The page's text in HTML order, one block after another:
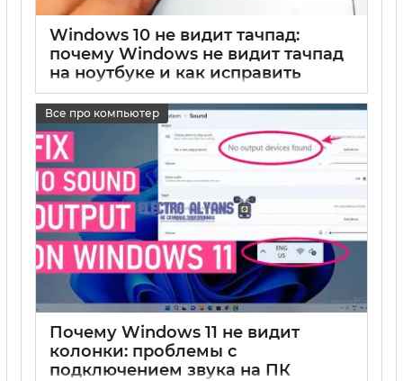
Windows 10 не видит тачпад:
почему Windows не видит тачпад
на ноутбуке и как исправить
Все про компьютер
Почему Windows 11 не видит
колонки: проблемы с
подключением звука на ПК